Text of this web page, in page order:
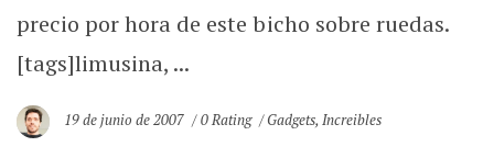
precio por hora de este bicho sobre ruedas.
[tags]limusina, ...
19 de junio de 2007 0 Rating Gadgets,Increibles